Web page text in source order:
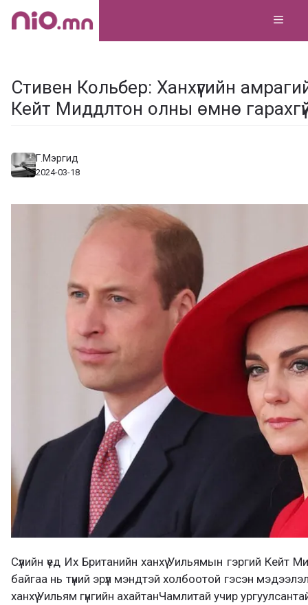
Skip
Стивен Кольбер: Ханхүүгийн
Кейт Миддлтон олны өмнө
Г.Мэргид
2024-03-18
Сүүлийн үед Их Британийн ханхүү Уильямын гэргий Кейт
байгаа нь түүний эрүүл мэндтэй холбоотой гэсэн
ханхүү Уильям гүнгийн ахайтанЧамлитай учир